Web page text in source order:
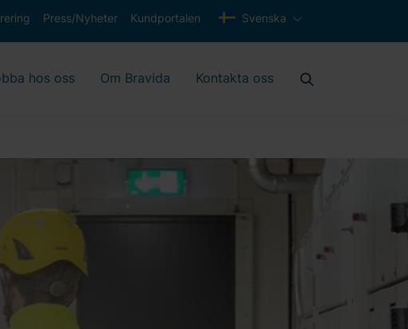
Press/Nyheter Kundportalen Svenska
hos oss Om Bravida Kontakta oss